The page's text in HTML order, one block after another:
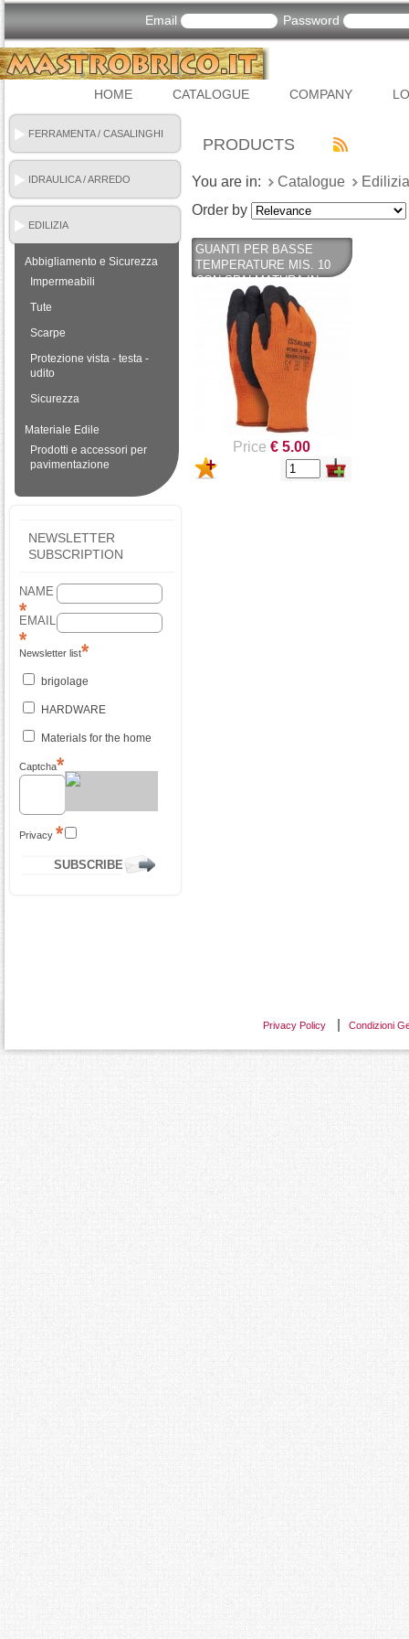
Email Password
HOME CATALOGUE COMPANY
FERRAMENTA / CASALINGHI
IDRAULICA / ARREDO
BAGNO
EDILIZIA
Abbigliamento e Sicurezza
Impermeabili
Tute
Scarpe
Protezione vista - testa -
udito
Sicurezza
Materiale Edile
Prodotti e accessori per
pavimentazione
NEWSLETTER
SUBSCRIPTION
NAME
EMAIL
Newsletter list
brigolage
HARDWARE
Materials for the home
Captcha
Privacy
PRODUCTS
You are in: Catalogue
Edilizia
Order by
GUANTI PER BASSE
TEMPERATURE MIS. 10
CON SPALMATURA IN
SCHIUMA DI LATTICE PER
ECCELLENTE PRESA -
INDUSTRIAL STARTER
Price € 5.00
Privacy Policy Condizioni